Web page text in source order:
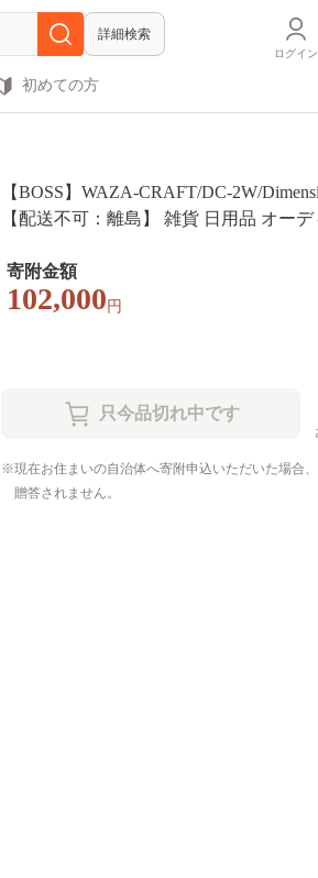
詳細検索
ログイン
初めての方
【BOSS】WAZA-CRAFT/DC-2W/
【配送不可：離島】 雑貨 日用品 オー
寄附金額
102,000 円
現在お住まいの自治体へ寄附申込いただいた場合
贈答されません。